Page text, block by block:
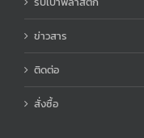
ข่าวสาร
ติดต่อ
สั่งซื้อ